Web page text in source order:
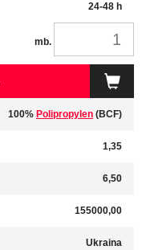
24-48 h
mb.
100% Polipropylen (BCF)
1,35
6,50
155000,00
Ukraina